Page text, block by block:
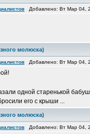
Добавлено: Вт Мар 04,
молюска)
Добавлено: Вт Мар 04,
одной старенькой
его с крыши ...
молюска)
Добавлено: Вт Мар 04,